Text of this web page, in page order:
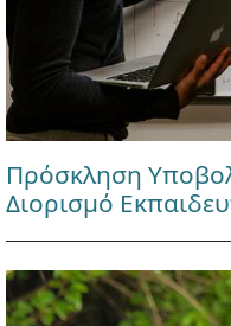
Πρόσκληση
Διορισμό